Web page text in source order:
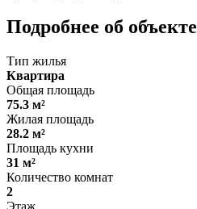
Подробнее об объекте
Тип жилья
Квартира
Общая площадь
75.3 м²
Жилая площадь
28.2 м²
Площадь кухни
31 м²
Количество комнат
2
Этаж